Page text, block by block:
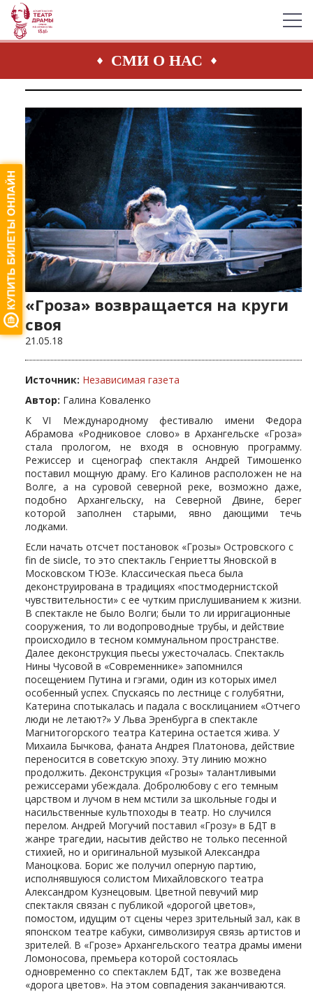
СМИ О НАС
«Гроза» возвращается на круги
своя
21.05.18
Источник: Независимая газета
Автор: Галина Коваленко
К VI Международному фестивалю имени Федора
Абрамова «Родниковое слово» в Архангельске «Гроза»
стала прологом, не входя в основную программу.
Режиссер и сценограф спектакля Андрей Тимошенко
поставил мощную драму. Его Калинов расположен не на
Волге, а на суровой северной реке, возможно даже,
подобно Архангельску, на Северной Двине, берег
которой заполнен старыми, явно дающими течь
лодками.
Если начать отсчет постановок «Грозы» Островского с
fin de siиcle, то это спектакль Генриетты Яновской в
Московском ТЮЗе. Классическая пьеса была
деконструирована в традициях «постмодернистской
чувствительности» с ее чутким прислушиванием к жизни.
В спектакле не было Волги; были то ли ирригационные
сооружения, то ли водопроводные трубы, и действие
происходило в тесном коммунальном пространстве.
Далее деконструкция пьесы ужесточалась. Спектакль
Нины Чусовой в «Современнике» запомнился
посещением Путина и гэгами, один из которых имел
особенный успех. Спускаясь по лестнице с голубятни,
Катерина спотыкалась и падала с восклицанием «Отчего
люди не летают?» У Льва Эренбурга в спектакле
Магнитогорского театра Катерина остается жива. У
Михаила Бычкова, фаната Андрея Платонова, действие
переносится в советскую эпоху. Эту линию можно
продолжить. Деконструкция «Грозы» талантливыми
режиссерами убеждала. Добролюбову с его темным
царством и лучом в нем мстили за школьные годы и
насильственные культпоходы в театр. Но случился
перелом. Андрей Могучий поставил «Грозу» в БДТ в
жанре трагедии, насытив действо не только песенной
стихией, но и оригинальной музыкой Александра
Маноцкова. Борис же получил оперную партию,
исполнявшуюся солистом Михайловского театра
Александром Кузнецовым. Цветной певучий мир
спектакля связан с публикой «дорогой цветов»,
помостом, идущим от сцены через зрительный зал, как в
японском театре кабуки, символизируя связь артистов и
зрителей. В «Грозе» Архангельского театра драмы имени
Ломоносова, премьера которой состоялась
одновременно со спектаклем БДТ, так же возведена
«дорога цветов». На этом совпадения заканчиваются.